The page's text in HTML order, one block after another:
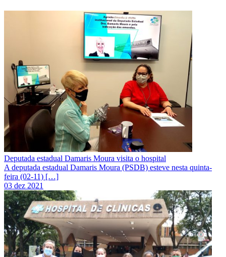
Deputada estadual Damaris Moura visita o hospital
A deputada estadual Damaris Moura (PSDB) esteve nesta quinta-
feira (02-11) […]
03 dez 2021